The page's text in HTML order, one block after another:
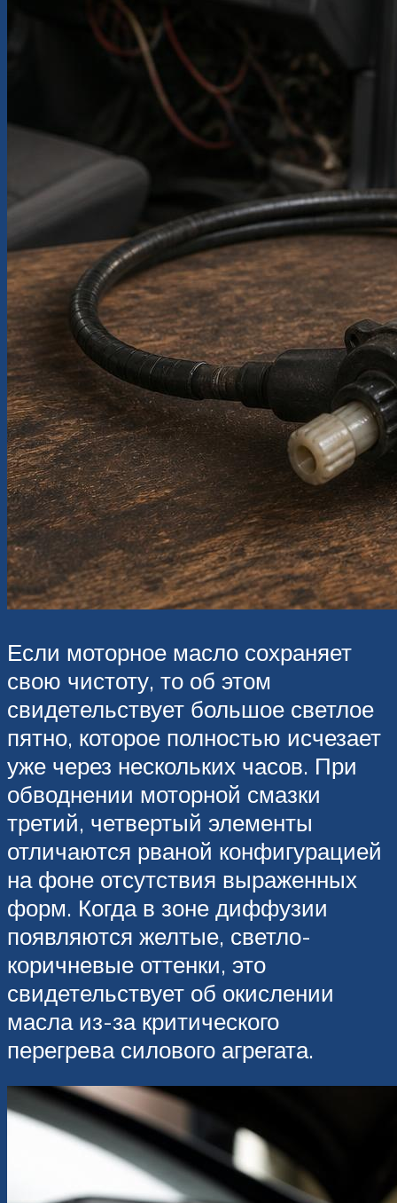
Если моторное масло сохраняет
свою чистоту, то об этом
свидетельствует большое светлое
пятно, которое полностью исчезает
уже через нескольких часов. При
обводнении моторной смазки
третий, четвертый элементы
отличаются рваной конфигурацией
на фоне отсутствия выраженных
форм. Когда в зоне диффузии
появляются желтые, светло-
коричневые оттенки, это
свидетельствует об окислении
масла из-за критического
перегрева силового агрегата.